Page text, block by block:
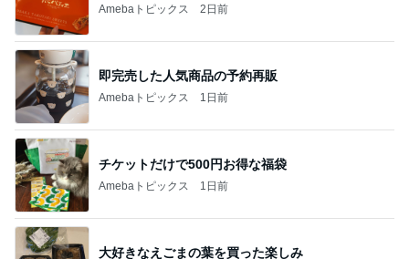
Amebaトピックス 2日前
即完売した人気商品の予約再販
Amebaトピックス 1日前
チケットだけで500円お得な福袋
Amebaトピックス 1日前
大好きなえごまの葉を買った楽しみ